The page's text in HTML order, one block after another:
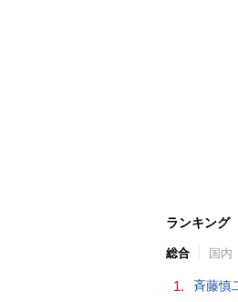
ランキング
総合 国内
1. 斉藤慎